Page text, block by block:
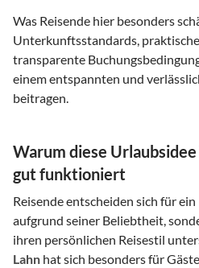
Was Reisende hier besonders
Unterkunftsstandards,
transparente
einem entspannten und
beitragen.
Warum diese
gut funktioniert
Reisende entscheiden sich für
aufgrund seiner Beliebtheit,
ihren persönlichen Reisestil
Lahn hat sich besonders für